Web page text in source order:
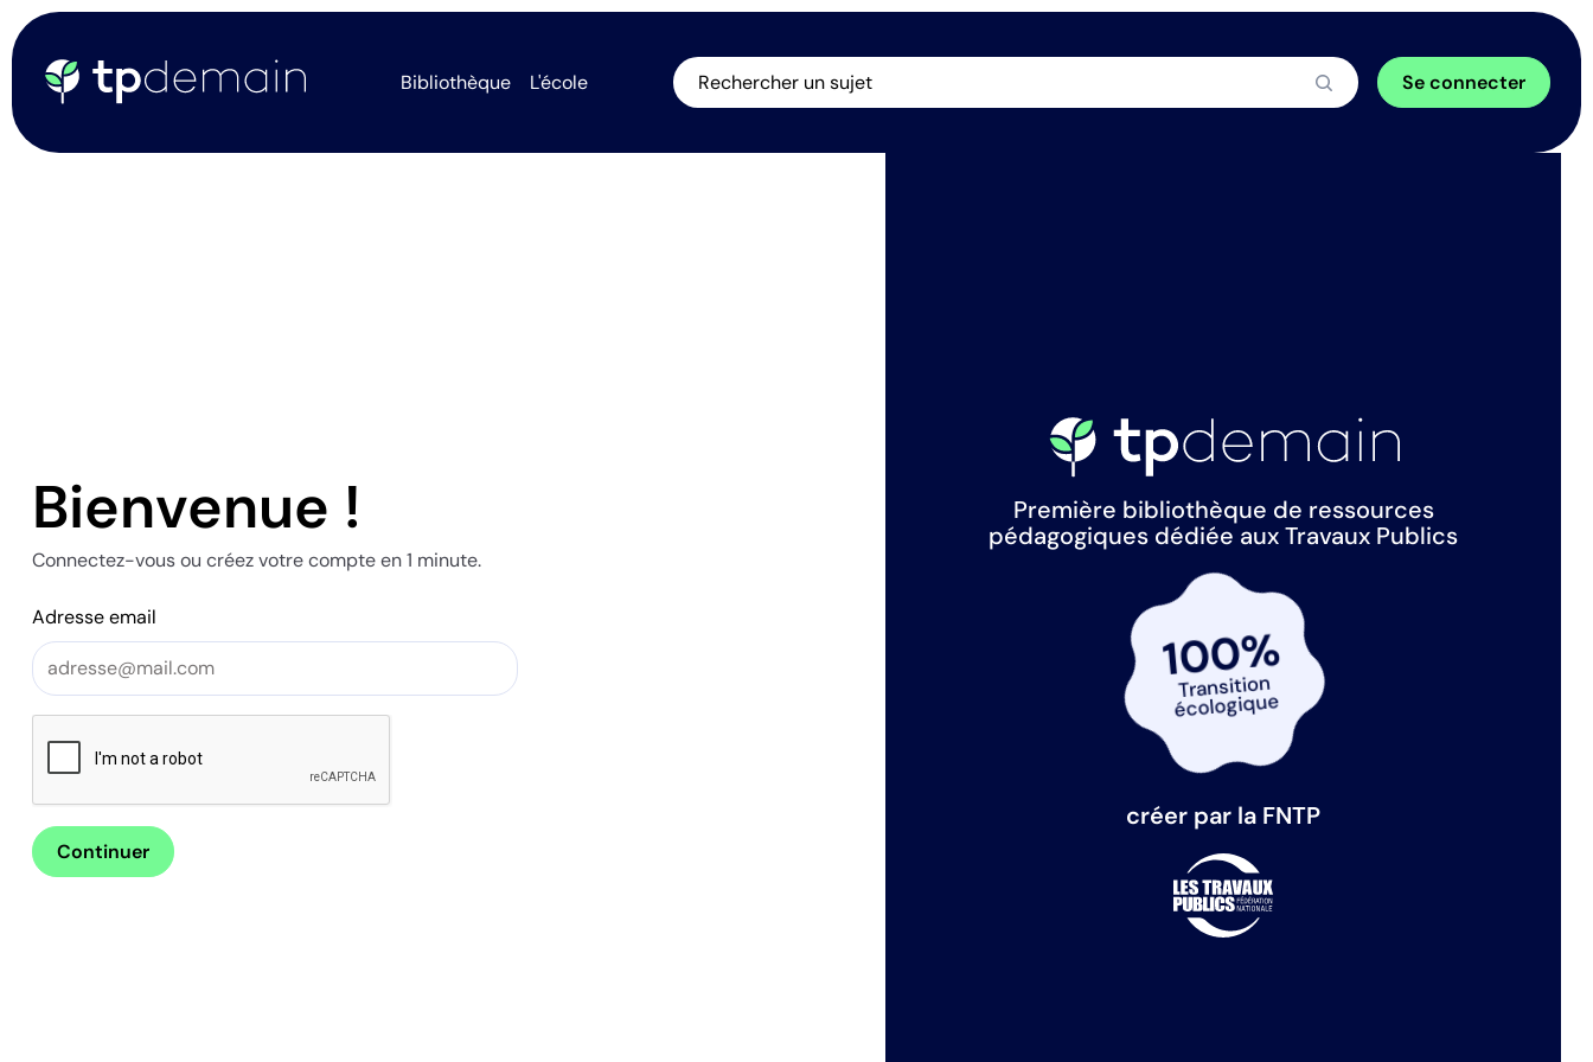
Bibliothèque L'école Rechercher un sujet Se connecter
Bienvenue !
Connectez-vous ou créez votre compte en 1 minute.
Adresse email
Continuer
Première bibliothèque de ressources
pédagogiques dédiée aux Travaux Publics
100%
Transition
écologique
créer par la FNTP